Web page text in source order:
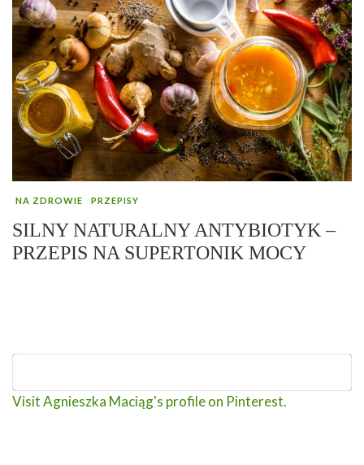
NA ZDROWIE PRZEPISY
SILNY NATURALNY ANTYBIOTYK –
PRZEPIS NA SUPERTONIK MOCY
Visit Agnieszka Maciąg's profile on Pinterest.